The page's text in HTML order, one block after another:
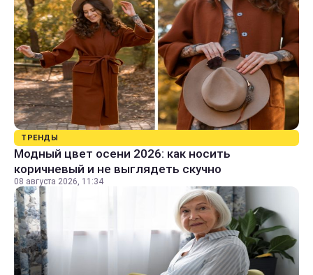
ТРЕНДЫ
Модный цвет осени 2026: как носить
коричневый и не выглядеть скучно
08 августа 2026, 11:34